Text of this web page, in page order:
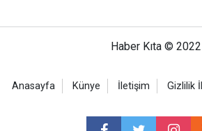
Haber Kıta © 2022
Anasayfa Künye İletişim Gizlilik